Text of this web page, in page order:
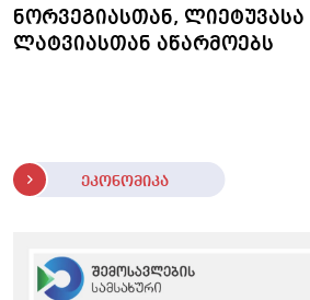
ნორვეგიასთან, ლიეტუვასა
ლატვიასთან აწარმოებს
ეკონომიკა